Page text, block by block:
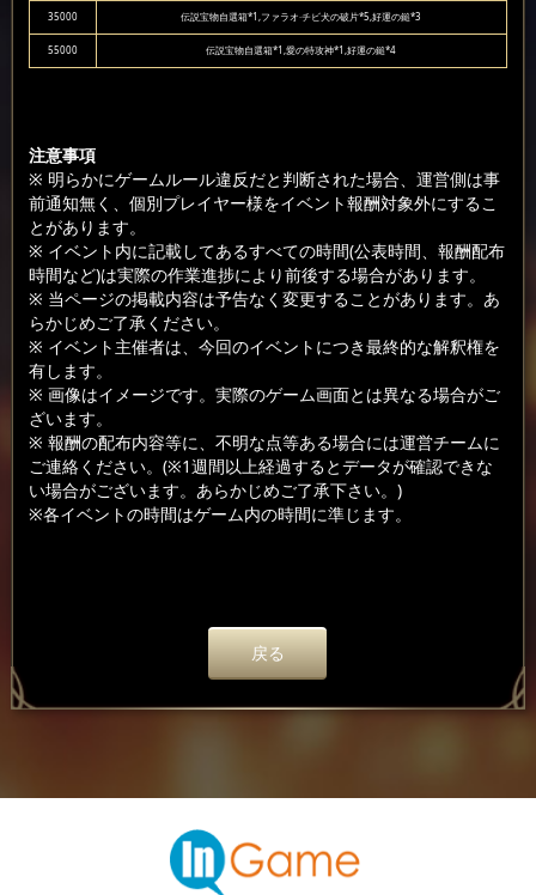
35000 伝説宝物自選箱*1,ファラオ·チビ犬の破片*5,好運の鎚*3
55000 伝説宝物自選箱*1,愛の特攻神*1,好運の鎚*4
注意事項
※ 明らかにゲームルール違反だと判断された場合、運営側は事
前通知無く、個別プレイヤー様をイベント報酬対象外にするこ
とがあります。
※ イベント内に記載してあるすべての時間(公表時間、報酬配布
時間など)は実際の作業進捗により前後する場合があります。
※ 当ページの掲載内容は予告なく変更することがあります。あ
らかじめご了承ください。
※ イベント主催者は、今回のイベントにつき最終的な解釈権を
有します。
※ 画像はイメージです。実際のゲーム画面とは異なる場合がご
ざいます。
※ 報酬の配布内容等に、不明な点等ある場合には運営チームに
ご連絡ください。(※1週間以上経過するとデータが確認できな
い場合がございます。あらかじめご了承下さい。)
※各イベントの時間はゲーム内の時間に準じます。
戻る